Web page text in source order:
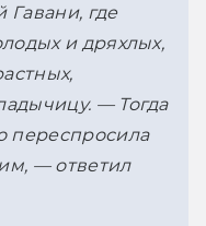
Гавани, где
и дряхлых,
— Тогда
переспросила
— ответил